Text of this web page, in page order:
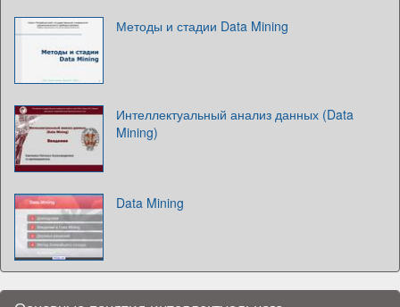
Методы и стадии Data Mining
Интеллектуальный анализ данных (Data
Mining)
Data Mining